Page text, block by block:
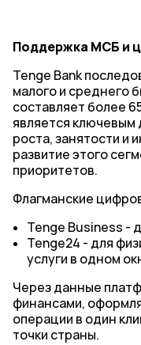
Поддержка МСБ и
Tenge Bank
малого и среднего
составляет более
является ключевым
роста, занятости и
развитие этого
приоритетов.
Флагманские
Tenge Business -
Tenge24 - для
услуги в одном
Через данные
финансами,
операции в один
точки страны.